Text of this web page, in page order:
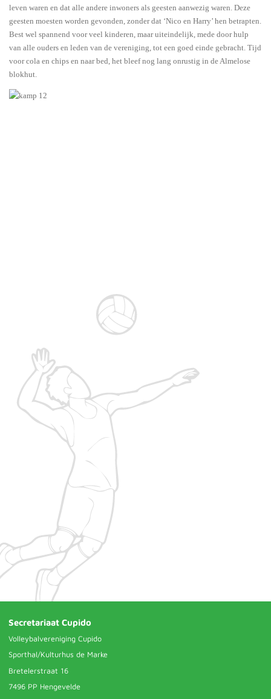
leven waren en dat alle andere inwoners als geesten aanwezig waren. Deze
geesten moesten worden gevonden, zonder dat ‘Nico en Harry’ hen betrapten.
Best wel spannend voor veel kinderen, maar uiteindelijk, mede door hulp
van alle ouders en leden van de vereniging, tot een goed einde gebracht. Tijd
voor cola en chips en naar bed, het bleef nog lang onrustig in de Almelose
blokhut.
Secretariaat Cupido
Volleybalvereniging Cupido
Sporthal/Kulturhus de Marke
Bretelerstraat 16
7496 PP Hengevelde